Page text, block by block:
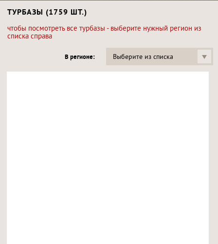
ТУРБАЗЫ (1759 ШТ.)
чтобы посмотреть все турбазы - выберите нужный регион из
списка справа
В регионе: Выберите из списка